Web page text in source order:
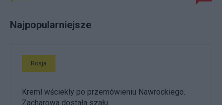
Najpopularniejsze
Rosja
Kreml wściekły po przemówieniu Nawrockiego.
Zacharowa dostała szału